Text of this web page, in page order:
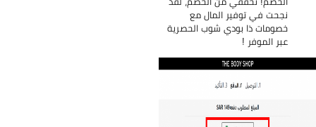
نجحت في توفير المال مع
خصومات ذا بودي شوب الحصرية
عبر الموفر !